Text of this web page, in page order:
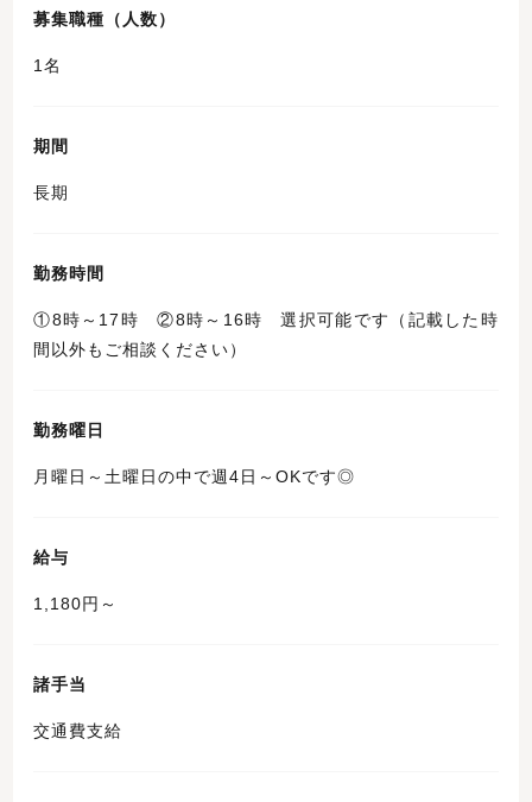
募集職種（人数）
1名
期間
長期
勤務時間
①8時～17時 ②8時～16時 選択可能です（記載した時
間以外もご相談ください）
勤務曜日
月曜日～土曜日の中で週4日～OKです◎
給与
1,180円～
諸手当
交通費支給